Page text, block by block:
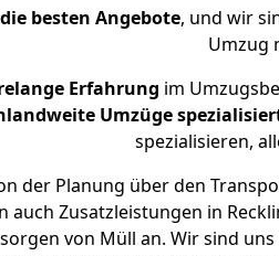
besten Angebote, und wir
Umzug
Erfahrung im
Umzüge
spezialisieren,
der Planung über den
auch Zusatzleistungen in
von Müll an. Wir sind